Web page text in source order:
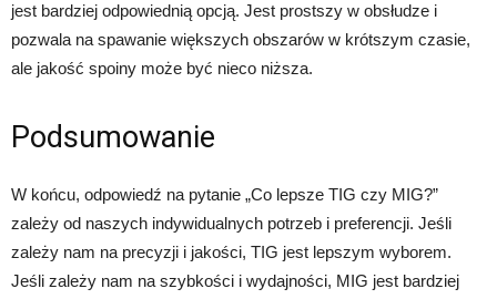
jest bardziej odpowiednią opcją. Jest prostszy w obsłudze i
pozwala na spawanie większych obszarów w krótszym czasie,
ale jakość spoiny może być nieco niższa.
Podsumowanie
W końcu, odpowiedź na pytanie „Co lepsze TIG czy MIG?”
zależy od naszych indywidualnych potrzeb i preferencji. Jeśli
zależy nam na precyzji i jakości, TIG jest lepszym wyborem.
Jeśli zależy nam na szybkości i wydajności, MIG jest bardziej